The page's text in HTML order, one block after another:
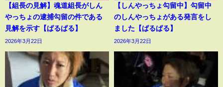
【組長の見解】魂道組長がしん
やっちょの逮捕勾留の件である
見解を示す【ぱるぱる】
2026年3月22日
【しんやっちょ勾留中】勾留中
のしんやっちょがある発言をし
ました【ぱるぱる】
2026年3月22日